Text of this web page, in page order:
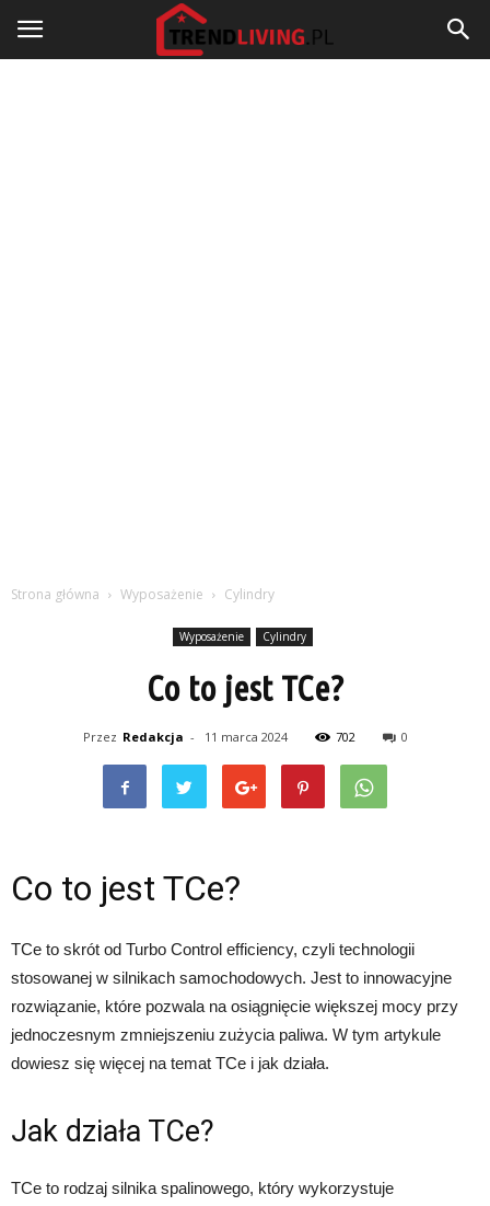
Strona główna Wyposażenie Cylindry
Wyposażenie Cylindry
Co to jest TCe?
Przez Redakcja - 11 marca 2024 702 0
Co to jest TCe?
TCe to skrót od Turbo Control efficiency, czyli technologii
stosowanej w silnikach samochodowych. Jest to innowacyjne
rozwiązanie, które pozwala na osiągnięcie większej mocy przy
jednoczesnym zmniejszeniu zużycia paliwa. W tym artykule
dowiesz się więcej na temat TCe i jak działa.
Jak działa TCe?
TCe to rodzaj silnika spalinowego, który wykorzystuje